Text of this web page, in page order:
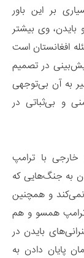
بر این باور
بایدن، وی بیشتر
افغانستان است
در تصمیم
به آن بی‌توجهی
و بی‌ثباتی در
با ترامپ
به جنگ‌هایی که
نمی‌کند و همچنین
ترامپ همسو و هم
بایدن در
پایان دادن به